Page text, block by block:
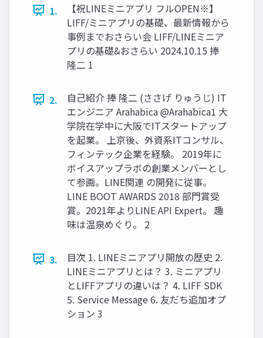
1.
【祝LINEミニアプリ フルOPEN※】
LIFF/ミニアプリの基礎、最新情報から
事例までおさらい会 LIFF/LINEミニア
プリの基礎&おさらい 2024.10.15 捧
隆二 1
2.
自己紹介 捧 隆二 (ささげ りゅうじ) IT
エンジニア Arahabica @Arahabica1 大
学院在学中に大阪でITスタートアップ
を起業。 上京後、外資系ITコンサル、
フィンテック企業を経験。 2019年に
ボイスアップラボの創業メンバーとし
て参画。LINE関連 の開発に従事。
LINE BOOT AWARDS 2018 部門賞受
賞。2021年よりLINE API Expert。 趣
味は温泉めぐり。 2
3.
目次 1. LINEミニアプリ開放の歴史 2.
LINEミニアプリとは？ 3. ミニアプリ
とLIFFアプリの違いは？ 4. LIFF SDK
5. Service Message 6. 友だち追加オプ
ション 3